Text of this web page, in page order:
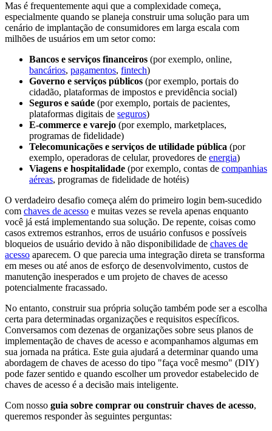
Mas é frequentemente aqui que a complexidade começa,
especialmente quando se planeja construir uma solução para um
cenário de implantação de consumidores em larga escala com
milhões de usuários em um setor como:
Bancos e serviços financeiros (por exemplo, online,
bancários, pagamentos, fintech)
Governo e serviços públicos (por exemplo, portais do
cidadão, plataformas de impostos e previdência social)
Seguros e saúde (por exemplo, portais de pacientes,
plataformas digitais de seguros)
E-commerce e varejo (por exemplo, marketplaces,
programas de fidelidade)
Telecomunicações e serviços de utilidade pública (por
exemplo, operadoras de celular, provedores de energia)
Viagens e hospitalidade (por exemplo, contas de companhias
aéreas, programas de fidelidade de hotéis)
O verdadeiro desafio começa além do primeiro login bem-sucedido
com chaves de acesso e muitas vezes se revela apenas enquanto
você já está implementando sua solução. De repente, coisas como
casos extremos estranhos, erros de usuário confusos e possíveis
bloqueios de usuário devido à não disponibilidade de chaves de
acesso aparecem. O que parecia uma integração direta se transforma
em meses ou até anos de esforço de desenvolvimento, custos de
manutenção inesperados e um projeto de chaves de acesso
potencialmente fracassado.
No entanto, construir sua própria solução também pode ser a escolha
certa para determinadas organizações e requisitos específicos.
Conversamos com dezenas de organizações sobre seus planos de
implementação de chaves de acesso e acompanhamos algumas em
sua jornada na prática. Este guia ajudará a determinar quando uma
abordagem de chaves de acesso do tipo "faça você mesmo" (DIY)
pode fazer sentido e quando escolher um provedor estabelecido de
chaves de acesso é a decisão mais inteligente.
Com nosso guia sobre comprar ou construir chaves de acesso,
queremos responder às seguintes perguntas: